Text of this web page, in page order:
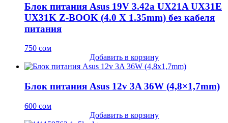
Блок питания Asus 19V 3.42a UX21A UX31E
UX31K Z-BOOK (4.0 X 1.35mm) без кабеля
питания
750 сом
Добавить в корзину
Блок питания Asus 12v 3A 36W (4,8×1,7mm)
600 сом
Добавить в корзину